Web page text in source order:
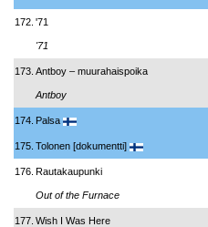
172. '71
'71
173. Antboy – muurahaispoika
Antboy
174. Palsa
175. Tolonen [dokumentti]
176. Rautakaupunki
Out of the Furnace
177. Wish I Was Here